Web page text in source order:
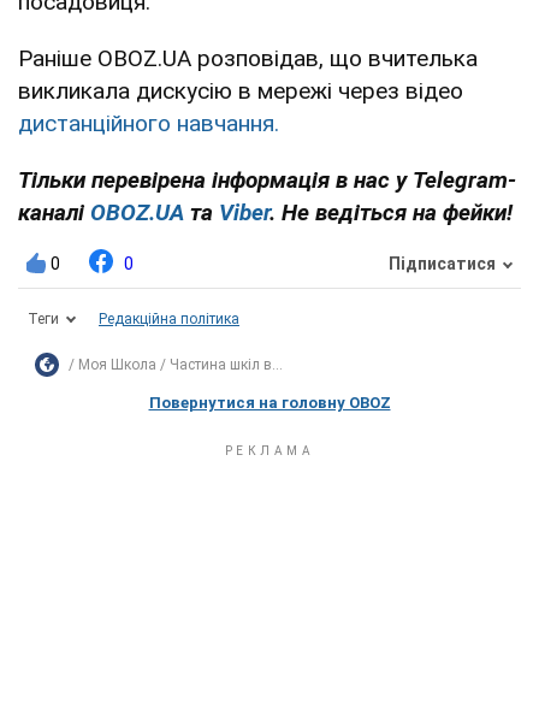
Раніше OBOZ.UA розповідав, що вчителька
викликала дискусію в мережі через відео
дистанційного навчання.
Тільки перевірена інформація в нас у Telegram-
каналі OBOZ.UA та Viber. Не ведіться на фейки!
0 0 Підписатися
Теги Редакційна політика
Моя Школа Частина шкіл в...
Повернутися на головну OBOZ